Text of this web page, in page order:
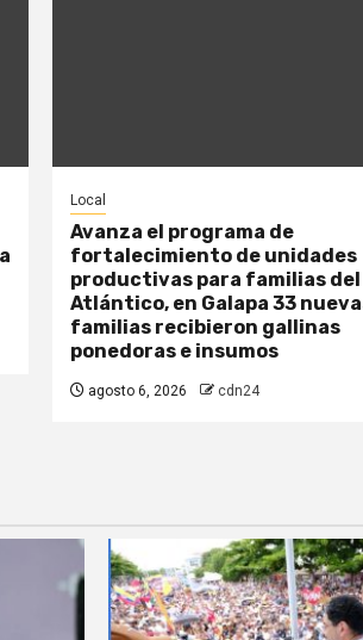
Local
Avanza el programa de
fortalecimiento de unidades
productivas para familias del
Atlántico, en Galapa 33
familias recibieron gallinas
ponedoras e insumos
agosto 6, 2026 cdn24